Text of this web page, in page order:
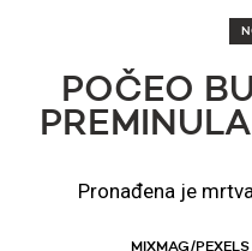
POČEO
Pronađena je
MIXMAG/PEXELS